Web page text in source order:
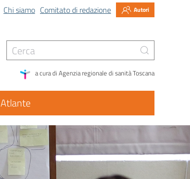
Chi siamo Comitato di redazione Autori
Atlante
a cura di Agenzia regionale di sanità Toscana